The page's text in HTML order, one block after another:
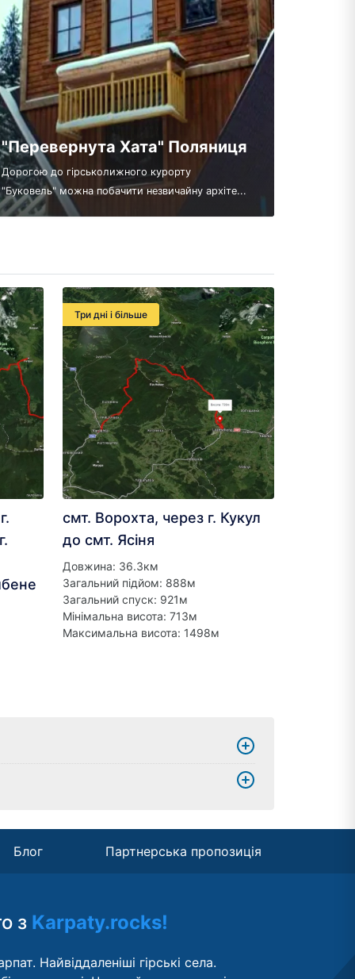
"Перевернута Хата" Поляниця
Дорогою до гірськолижного курорту
"Буковель" можна побачити незвичайну архіте...
Три дні і більше
смт. Ворохта, через г. Кукул
до смт. Ясіня
Довжина: 36.3км
Загальний підйом: 888м
Загальний спуск: 921м
Мінімальна висота: 713м
Максимальна висота: 1498м
Блог Партнерська пропозиція
з Karpaty.rocks!
Найвіддаленіші гірські села.